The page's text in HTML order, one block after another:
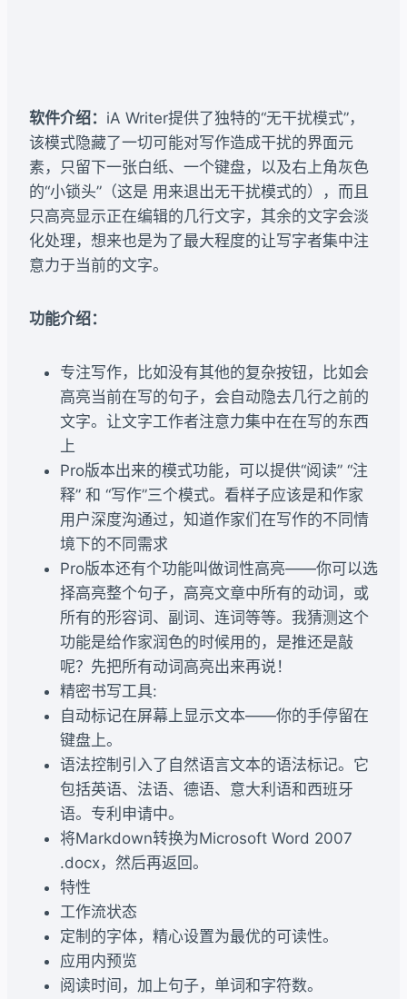
软件介绍： iA Writer提供了独特的“无干扰模式”，
该模式隐藏了一切可能对写作造成干扰的界面元
素，只留下一张白纸、一个键盘，以及右上角灰色
的“小锁头”（这是 用来退出无干扰模式的），而且
只高亮显示正在编辑的几行文字，其余的文字会淡
化处理，想来也是为了最大程度的让写字者集中注
意力于当前的文字。
功能介绍：
专注写作，比如没有其他的复杂按钮，比如会
高亮当前在写的句子，会自动隐去几行之前的
文字。让文字工作者注意力集中在在写的东西
上
Pro版本出来的模式功能，可以提供“阅读” “注
释” 和 “写作”三个模式。看样子应该是和作家
用户深度沟通过，知道作家们在写作的不同情
境下的不同需求
Pro版本还有个功能叫做词性高亮——你可以选
择高亮整个句子，高亮文章中所有的动词，或
所有的形容词、副词、连词等等。我猜测这个
功能是给作家润色的时候用的，是推还是敲
呢？先把所有动词高亮出来再说！
精密书写工具:
自动标记在屏幕上显示文本——你的手停留在
键盘上。
语法控制引入了自然语言文本的语法标记。它
包括英语、法语、德语、意大利语和西班牙
语。专利申请中。
将Markdown转换为Microsoft Word 2007
.docx，然后再返回。
特性
工作流状态
定制的字体，精心设置为最优的可读性。
应用内预览
阅读时间，加上句子，单词和字符数。